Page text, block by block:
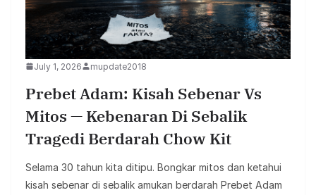
July 1, 2026 mupdate2018
Prebet Adam: Kisah Sebenar Vs
Mitos — Kebenaran Di Sebalik
Tragedi Berdarah Chow Kit
Selama 30 tahun kita ditipu. Bongkar mitos dan ketahui
kisah sebenar di sebalik amukan berdarah Prebet Adam